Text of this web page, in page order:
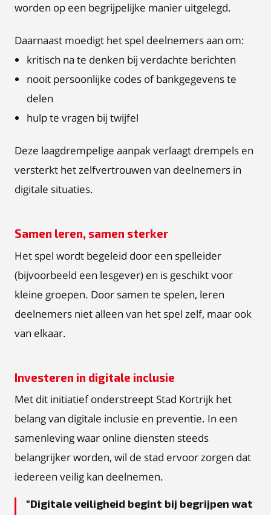
worden op een begrijpelijke manier uitgelegd.
Daarnaast moedigt het spel deelnemers aan om:
kritisch na te denken bij verdachte berichten
nooit persoonlijke codes of bankgegevens te
delen
hulp te vragen bij twijfel
Deze laagdrempelige aanpak verlaagt drempels en
versterkt het zelfvertrouwen van deelnemers in
digitale situaties.
Samen leren, samen sterker
Het spel wordt begeleid door een spelleider
(bijvoorbeeld een lesgever) en is geschikt voor
kleine groepen. Door samen te spelen, leren
deelnemers niet alleen van het spel zelf, maar ook
van elkaar.
Investeren in digitale inclusie
Met dit initiatief onderstreept Stad Kortrijk het
belang van digitale inclusie en preventie. In een
samenleving waar online diensten steeds
belangrijker worden, wil de stad ervoor zorgen dat
iedereen veilig kan deelnemen.
Digitale veiligheid begint bij begrijpen wat